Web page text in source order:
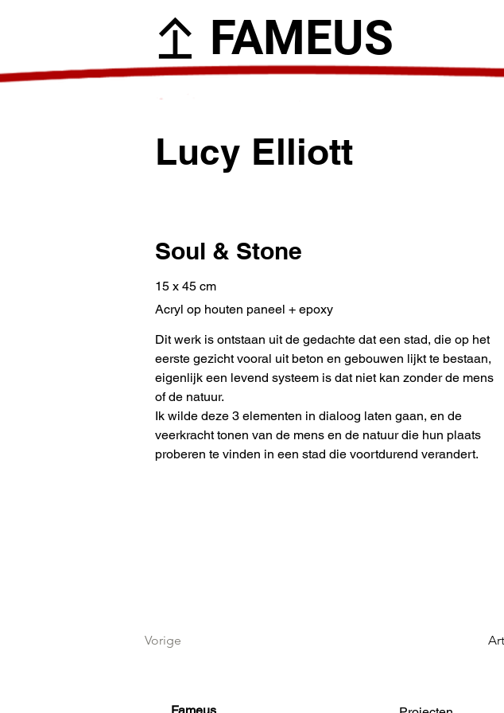
FAMEUS
Lucy Elliott
Vorige
Soul & Stone
15 x 45 cm
Acryl op houten paneel + epoxy
Dit werk is ontstaan uit de gedachte dat een stad, die op het
eerste gezicht vooral uit beton en gebouwen lijkt te bestaan,
eigenlijk een levend systeem is dat niet kan zonder de mens
of de natuur.
Ik wilde deze 3 elementen in dialoog laten gaan, en de
veerkracht tonen van de mens en de natuur die hun plaats
proberen te vinden in een stad die voortdurend verandert.